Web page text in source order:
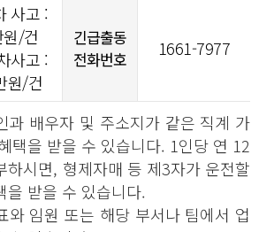
사고 :
/건
사고 :
원/건
긴급출동
전화번호
1661-7977
과 배우자 및 주소지가 같은 직계 가
택을 받을 수 있습니다. 1인당 연 12
하시면, 형제자매 등 제3자가 운전할
을 받을 수 있습니다.
와 임원 또는 해당 부서나 팀에서 업